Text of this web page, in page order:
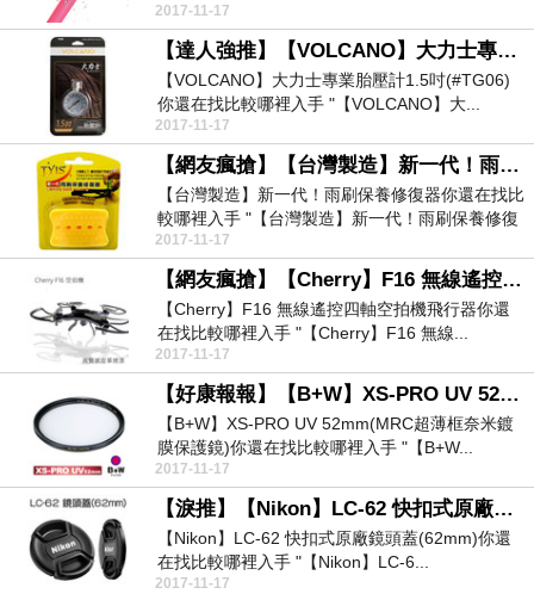
2017-11-17
【達人強推】【VOLCANO】大力士專業胎壓計1.5吋(#TG06)
【VOLCANO】大力士專業胎壓計1.5吋(#TG06)
你還在找比較哪裡入手 "【VOLCANO】大...
2017-11-17
【網友瘋搶】【台灣製造】新一代！雨刷保養修復器
【台灣製造】新一代！雨刷保養修復器你還在找比
較哪裡入手 "【台灣製造】新一代！雨刷保養修復
器" 價格...
2017-11-17
【網友瘋搶】【Cherry】F16 無線遙控四軸空拍機飛行器
【Cherry】F16 無線遙控四軸空拍機飛行器你還
在找比較哪裡入手 "【Cherry】F16 無線...
2017-11-17
【好康報報】【B+W】XS-PRO UV 52mm(MRC超薄框奈米鍍膜保護鏡)
【B+W】XS-PRO UV 52mm(MRC超薄框奈米鍍
膜保護鏡)你還在找比較哪裡入手 "【B+W...
2017-11-17
【淚推】【Nikon】LC-62 快扣式原廠鏡頭蓋(62mm)
【Nikon】LC-62 快扣式原廠鏡頭蓋(62mm)你還
在找比較哪裡入手 "【Nikon】LC-6...
2017-11-17